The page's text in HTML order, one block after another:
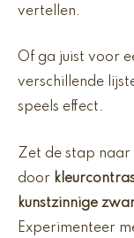
vertellen.
Of ga juist voor
verschillende
speels effect.
Zet de stap naar
door
kunstzinnige
Experimenteer